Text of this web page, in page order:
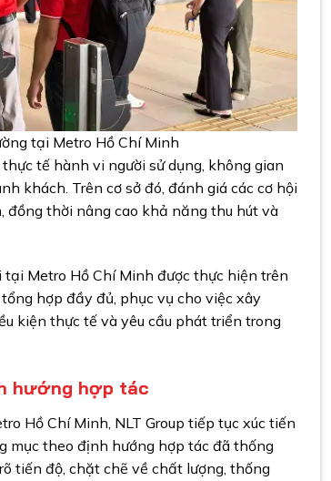
tại Metro Hồ Chí Minh
tế hành vi người sử dụng, không gian
khách. Trên cơ sở đó, đánh giá các cơ hội
thời nâng cao khả năng thu hút và
Metro Hồ Chí Minh được thực hiện trên
hợp đầy đủ, phục vụ cho việc xây
kiện thực tế và yêu cầu phát triển trong
hướng hợp tác
Hồ Chí Minh, NLT Group tiếp tục xúc tiến
mục theo định hướng hợp tác đã thống
tiến độ, chặt chẽ về chất lượng, thống